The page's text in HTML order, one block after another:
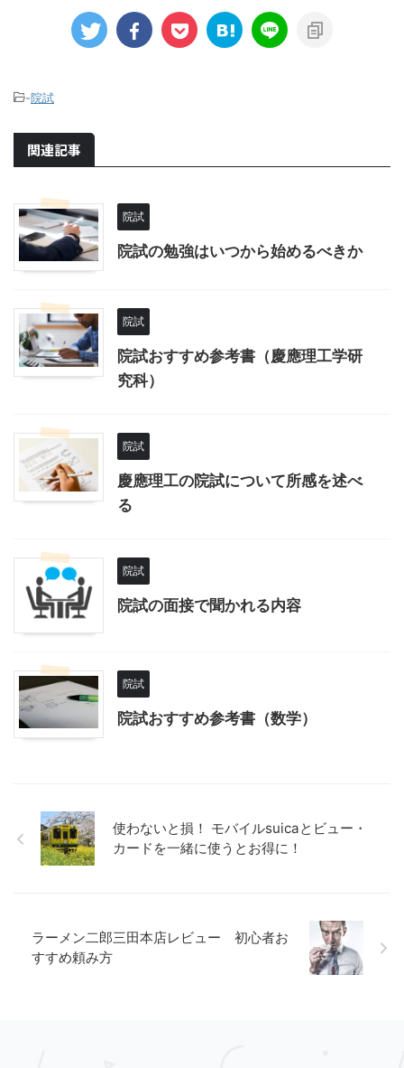
-院試
関連記事
院試
院試の勉強はいつから始めるべきか
院試
院試おすすめ参考書（慶應理工学研
究科）
院試
慶應理工の院試について所感を述べ
る
院試
院試の面接で聞かれる内容
院試
院試おすすめ参考書（数学）
使わないと損！ モバイルsuicaとビュー・
カードを一緒に使うとお得に！
ラーメン二郎三田本店レビュー 初心者お
すすめ頼み方